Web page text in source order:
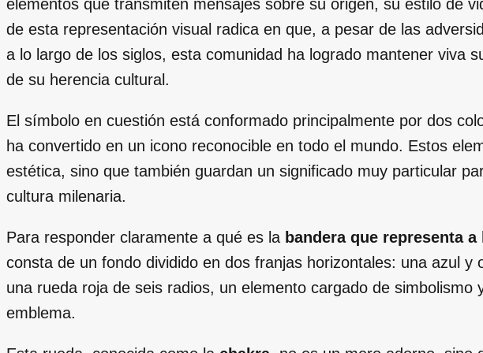
elementos que transmiten mensajes sobre su origen, su estilo de
de esta representación visual radica en que, a pesar de las
a lo largo de los siglos, esta comunidad ha logrado mantener viva
de su herencia cultural.
El símbolo en cuestión está conformado principalmente por dos
ha convertido en un icono reconocible en todo el mundo. Estos
estética, sino que también guardan un significado muy particular
cultura milenaria.
Para responder claramente a qué es la bandera que representa
consta de un fondo dividido en dos franjas horizontales: una azul y
una rueda roja de seis radios, un elemento cargado de simbolismo
emblema.